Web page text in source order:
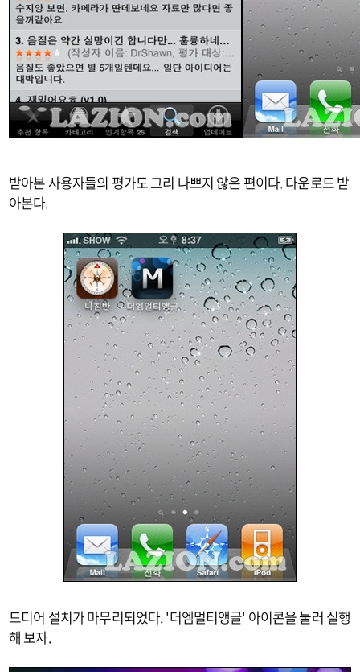
받아본 사용자들의 평가도 그리 나쁘지 않은 편이다. 다운로드 받
아본다.
드디어 설치가 마무리되었다. '더엠멀티앵글' 아이콘을 눌러 실행
해 보자.